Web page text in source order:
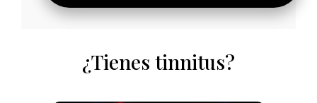
¿Tienes tinnitus?